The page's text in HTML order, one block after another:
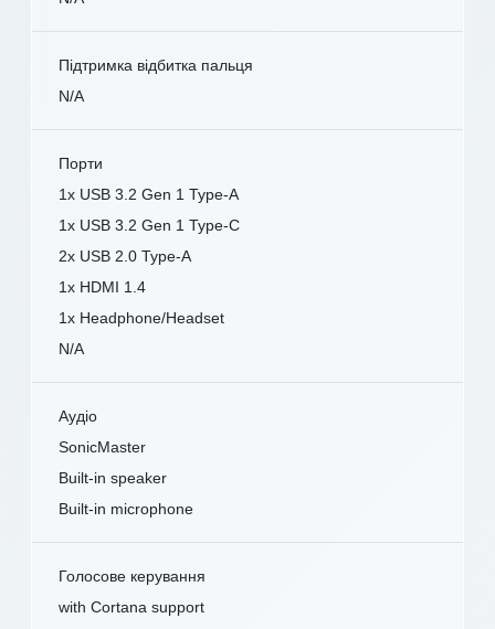
Підтримка відбитка пальця
N/A
Порти
1x USB 3.2 Gen 1 Type-A
1x USB 3.2 Gen 1 Type-C
2x USB 2.0 Type-A
1x HDMI 1.4
1x Headphone/Headset
N/A
Аудіо
SonicMaster
Built-in speaker
Built-in microphone
Голосове керування
with Cortana support